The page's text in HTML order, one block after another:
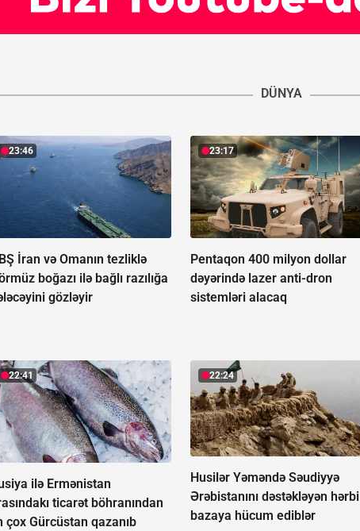
DÜNYA
23:46
İran və Omanın tezliklə
boğazı ilə bağlı razılığa
gözləyir
23:17
Pentaqon 400 milyon dollar
dəyərində lazer anti-dron
sistemləri alacaq
22:41
ilə Ermənistan
ticarət böhranından
çox Gürcüstan qazanıb
22:24
Husilər Yəməndə Səudiyyə
Ərəbistanını dəstəkləyən hərbi
bazaya hücum ediblər